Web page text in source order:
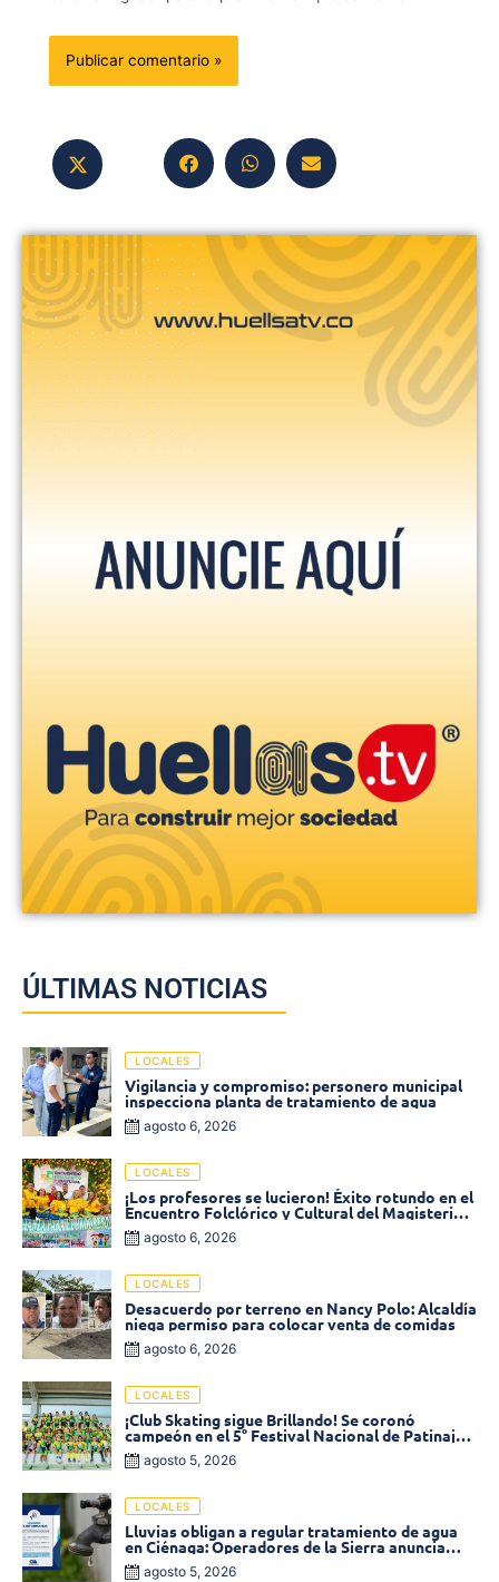
ÚLTIMAS NOTICIAS
LOCALES
Vigilancia y compromiso: personero municipal
inspecciona planta de tratamiento de agua
agosto 6, 2026
LOCALES
¡Los profesores se lucieron! Éxito rotundo en el
Encuentro Folclórico y Cultural del Magisterio
2026 en Ciénaga
agosto 6, 2026
LOCALES
Desacuerdo por terreno en Nancy Polo: Alcaldía
niega permiso para colocar venta de comidas
agosto 6, 2026
LOCALES
¡Club Skating sigue Brillando! Se coronó
campeón en el 5° Festival Nacional de Patinaje
«Soledad sobre Ruedas»
agosto 5, 2026
LOCALES
Lluvias obligan a regular tratamiento de agua
en Ciénaga: Operadores de la Sierra anuncia
baja presión en varios sectores
agosto 5, 2026